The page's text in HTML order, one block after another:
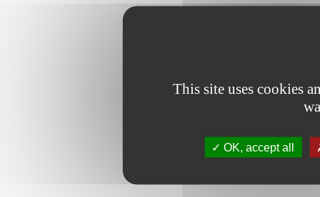
This site uses cookies
OK, accept all